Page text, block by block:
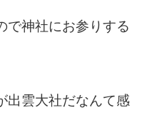
で神社にお参りする
出雲大社だなんて感